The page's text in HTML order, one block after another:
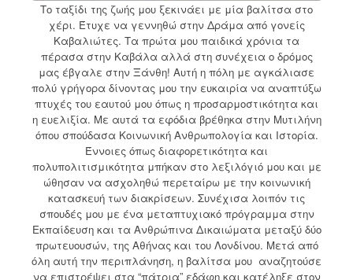
Tο ταξίδι της ζωής μου ξεκινάει με μία βαλίτσα στο
χέρι. Έτυχε να γεννηθώ στην Δράμα από γονείς
Καβαλιώτες. Τα πρώτα μου παιδικά χρόνια τα
πέρασα στην Καβάλα αλλά στη συνέχεια ο δρόμος
μας έβγαλε στην Ξάνθη! Αυτή η πόλη με αγκάλιασε
πολύ γρήγορα δίνοντας μου την ευκαιρία να αναπτύξω
πτυχές του εαυτού μου όπως η προσαρμοστικότητα και
η ευελιξία. Με αυτά τα εφόδια βρέθηκα στην Μυτιλήνη
όπου σπούδασα Κοινωνική Ανθρωπολογία και Ιστορία.
Έννοιες όπως διαφορετικότητα και
πολυπολιτισμικότητα μπήκαν στο λεξιλόγιό μου και με
ώθησαν να ασχοληθώ περεταίρω με την κοινωνική
κατασκευή των διακρίσεων. Συνέχισα λοιπόν τις
σπουδές μου με ένα μεταπτυχιακό πρόγραμμα στην
Εκπαίδευση και τα Ανθρώπινα Δικαιώματα μεταξύ δύο
πρωτευουσών, της Αθήνας και του Λονδίνου. Μετά από
όλη αυτή την περιπλάνηση, η βαλίτσα μου αναζητούσε
να επιστρέψει στα “πάτρια” εδάφη και κατέληξε στον